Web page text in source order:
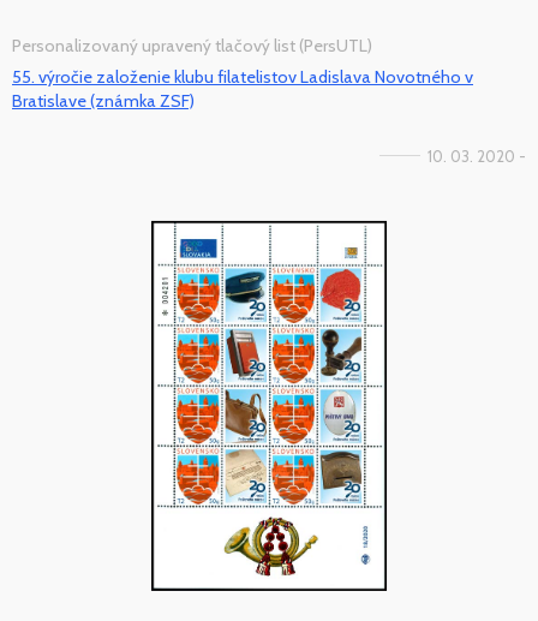
Personalizovaný upravený tlačový list (PersUTL)
55. výročie založenie klubu filatelistov Ladislava Novotného v
Bratislave (známka ZSF)
10. 03. 2020 -